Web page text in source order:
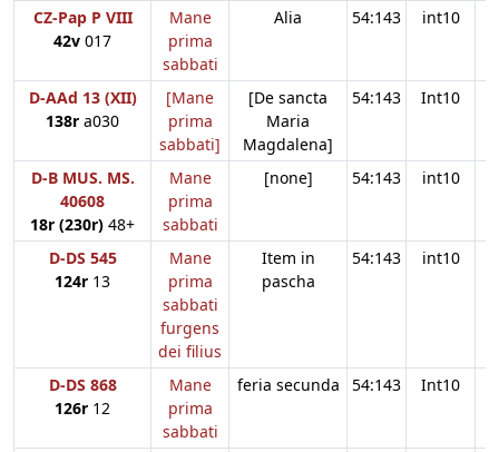
CZ-Pap P VIII
42v 017
Mane
prima
sabbati
Alia 54:143 int10
D-AAd 13 (XII)
138r a030
[Mane
prima
sabbati]
[De sancta
Maria
Magdalena]
54:143 Int10
D-B MUS. MS.
40608
18r (230r) 48+
Mane
prima
sabbati
[none] 54:143 int10
D-DS 545
124r 13
Mane
prima
sabbati
furgens
dei filius
Item in
pascha
54:143 int10
D-DS 868
126r 12
Mane
prima
sabbati
feria secunda 54:143 Int10